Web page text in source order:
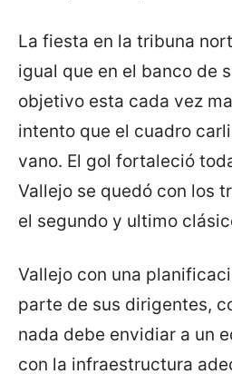
La fiesta en la tribuna
igual que en el banco de
objetivo esta cada vez
intento que el cuadro
vano. El gol fortaleció
Vallejo se quedó con los
el segundo y ultimo
Vallejo con una
parte de sus dirigentes,
nada debe envidiar a un
con la infraestructura